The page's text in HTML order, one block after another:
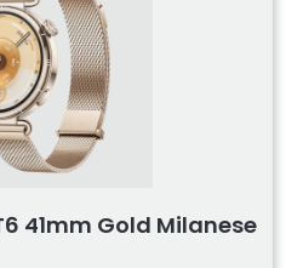
41mm Gold Milanese